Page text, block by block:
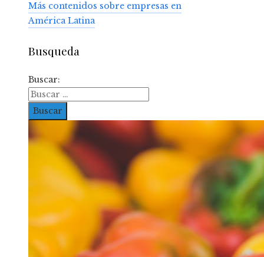
Más contenidos sobre empresas en
América Latina
Busqueda
Buscar: